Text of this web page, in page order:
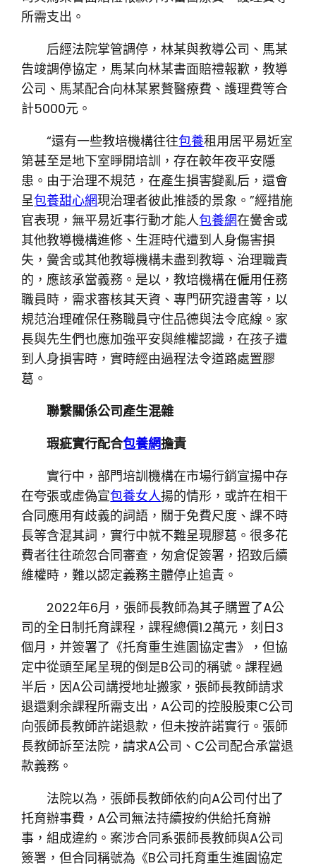
所需支出。
后經法院掌管調停，林某與教導公司、馬某
告竣調停協定，馬某向林某書面賠禮報歉，教導
公司、馬某配合向林某累贅醫療費、護理費等合
計5000元。
“還有一些教培機構往往包養租用居平易近室
第甚至是地下室睜開培訓，存在較年夜平安隱
患。由于治理不規范，在產生損害變亂后，還會
呈包養甜心網現治理者彼此推諉的景象。”經措施
官表現，無平易近事行動才能人包養網在黌舍或
其他教導機構進修、生涯時代遭到人身傷害損
失，黌舍或其他教導機構未盡到教導、治理職責
的，應該承當義務。是以，教培機構在僱用任務
職員時，需求審核其天資、專門研究證書等，以
規范治理確保任務職員守住品德與法令底線。家
長與先生們也應加強平安與維權認識，在孩子遭
到人身損害時，實時經由過程法令道路處置膠
葛。
聯繫關係公司產生混雜
瑕疵實行配合包養網擔責
實行中，部門培訓機構在市場行銷宣揚中存
在夸張或虛偽宣包養女人揚的情形，或許在相干
合同應用有歧義的詞語，關于免費尺度、課不時
長等含混其詞，實行中就不難呈現膠葛。很多花
費者往往疏忽合同審查，匆倉促簽署，招致后續
維權時，難以認定義務主體停止追責。
2022年6月，張師長教師為其子購置了A公
司的全日制托育課程，課程總價1.2萬元，刻日3
個月，并簽署了《托育重生進園協定書》，但協
定中從頭至尾呈現的倒是B公司的稱號。課程過
半后，因A公司講授地址搬家，張師長教師請求
退還剩余課程所需支出，A公司的控股股東C公司
向張師長教師許諾退款，但未按許諾實行。張師
長教師訴至法院，請求A公司、C公司配合承當退
款義務。
法院以為，張師長教師依約向A公司付出了
托育辦事費，A公司無法持續按約供給托育辦
事，組成違約。案涉合同系張師長教師與A公司
簽署，但合同稱號為《B公司托育重生進園協定